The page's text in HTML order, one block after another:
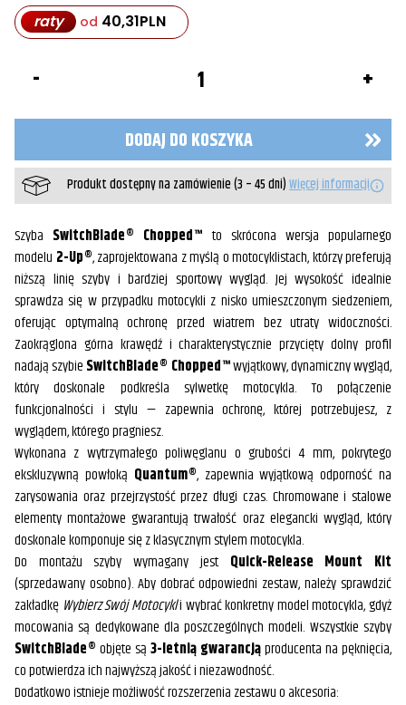
raty od 40,31PLN
do
VT1300CS
Sabre
Indian
/
Kawasaki
VN800
/
Yamaha
XVS650/1100
Custom
DODAJ DO KOSZYKA
Produkt dostępny na zamówienie (3 – 45 dni)Więcej informacji
Szyba SwitchBlade® Chopped™ to skrócona wersja popularnego
modelu 2-Up®, zaprojektowana z myślą o motocyklistach, którzy preferują
niższą linię szyby i bardziej sportowy wygląd. Jej wysokość idealnie
sprawdza się w przypadku motocykli z nisko umieszczonym siedzeniem,
oferując optymalną ochronę przed wiatrem bez utraty widoczności.
Zaokrąglona górna krawędź i charakterystycznie przycięty dolny profil
nadają szybie SwitchBlade® Chopped™wyjątkowy, dynamiczny wygląd,
który doskonale podkreśla sylwetkę motocykla. To połączenie
funkcjonalności i stylu — zapewnia ochronę, której potrzebujesz, z
wyglądem, którego pragniesz.
Wykonana z wytrzymałego poliwęglanu o grubości 4 mm, pokrytego
ekskluzywną powłoką Quantum®, zapewnia wyjątkową odporność na
zarysowania oraz przejrzystość przez długi czas. Chromowane i stalowe
elementy montażowe gwarantują trwałość oraz elegancki wygląd, który
doskonale komponuje się z klasycznym stylem motocykla.
Do montażu szyby wymagany jest Quick-Release Mount Kit
(sprzedawany osobno). Aby dobrać odpowiedni zestaw, należy sprawdzić
zakładkę Wybierz Swój Motocykli wybrać konkretny model motocykla, gdyż
mocowania są dedykowane dla poszczególnych modeli. Wszystkie szyby
SwitchBlade® objęte są 3-letnią gwarancjąproducenta na pęknięcia,
co potwierdza ich najwyższą jakość i niezawodność.
Dodatkowo istnieje możliwość rozszerzenia zestawu o akcesoria: